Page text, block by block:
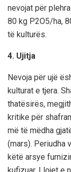
nevojat për
80 kg P2O5/ha,
të kulturës.
4. Ujitja
Nevoja për ujë
kulturat e tjera.
thatësirës,
kritike për
më të mëdha
(mars). Periudha
këtë arsye